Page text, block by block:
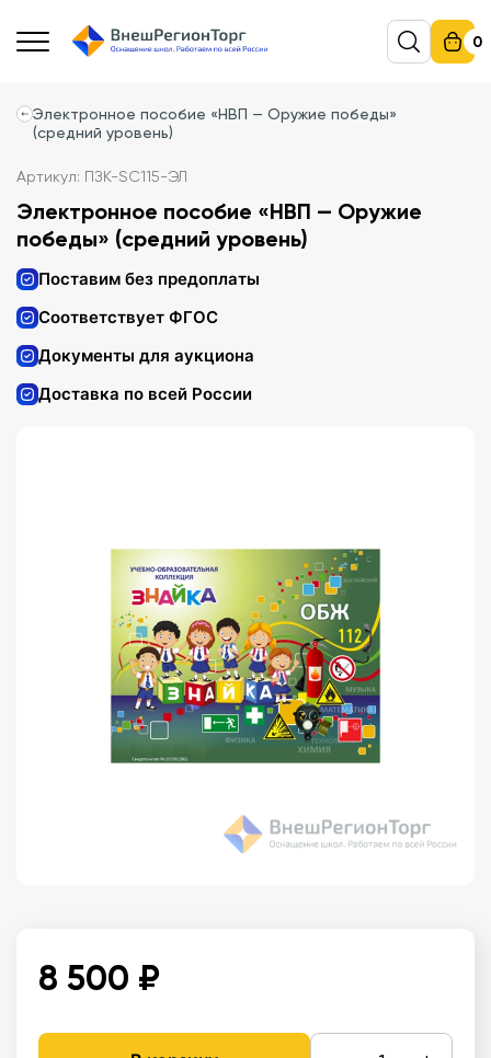
0
Электронное пособие «НВП — Оружие победы»
(средний уровень)
Артикул: ПЗК-SC115-ЭЛ
Электронное пособие «НВП — Оружие
победы» (средний уровень)
Поставим без предоплаты
Соответствует ФГОС
Документы для аукциона
Доставка по всей России
8 500 ₽